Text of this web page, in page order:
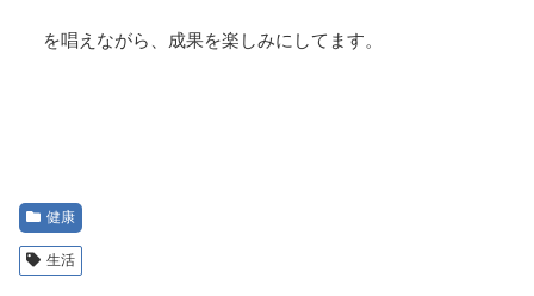
を唱えながら、成果を楽しみにしてます。
健康
生活